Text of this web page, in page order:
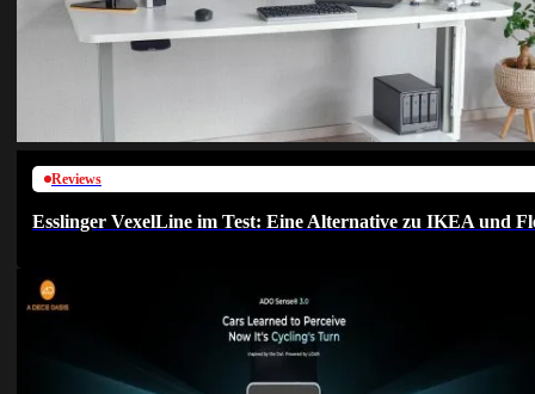
Reviews
Esslinger VexelLine im Test: Eine Alternative zu IKEA und